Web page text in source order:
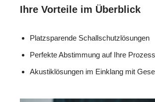
Ihre Vorteile im Überblick
Platzsparende Schallschutzlösungen
Perfekte Abstimmung auf Ihre
Akustiklösungen im Einklang mit